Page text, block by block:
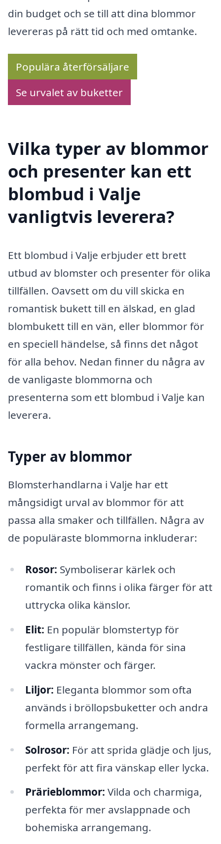
din budget och se till att dina blommor
levereras på rätt tid och med omtanke.
Populära återförsäljare
Se urvalet av buketter
Vilka typer av blommor
och presenter kan ett
blombud i Valje
vanligtvis leverera?
Ett blombud i Valje erbjuder ett brett
utbud av blomster och presenter för olika
tillfällen. Oavsett om du vill skicka en
romantisk bukett till en älskad, en glad
blombukett till en vän, eller blommor för
en speciell händelse, så finns det något
för alla behov. Nedan finner du några av
de vanligaste blommorna och
presenterna som ett blombud i Valje kan
leverera.
Typer av blommor
Blomsterhandlarna i Valje har ett
mångsidigt urval av blommor för att
passa alla smaker och tillfällen. Några av
de populäraste blommorna inkluderar:
Rosor: Symboliserar kärlek och
romantik och finns i olika färger för att
uttrycka olika känslor.
Elit: En populär blomstertyp för
festligare tillfällen, kända för sina
vackra mönster och färger.
Liljor: Eleganta blommor som ofta
används i bröllopsbuketter och andra
formella arrangemang.
Solrosor: För att sprida glädje och ljus,
perfekt för att fira vänskap eller lycka.
Prärieblommor: Vilda och charmiga,
perfekta för mer avslappnade och
bohemiska arrangemang.